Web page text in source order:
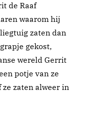
de Raaf
waarom hij
zaten dan
gekost,
wereld Gerrit
potje van ze
zaten alweer in